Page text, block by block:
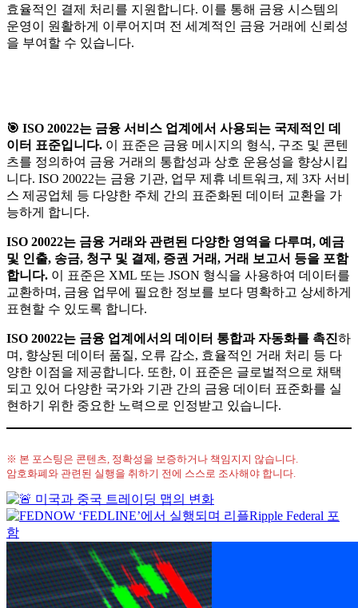
효율적인 결제 처리를 지원합니다. 이를 통해 금융 시스템의
운영이 원활하게 이루어지며 전 세계적인 금융 거래에 신뢰성
을 부여할 수 있습니다.
🎯 ISO 20022는 금융 서비스 업계에서 사용되는 국제적인 데
이터 표준입니다. 이 표준은 금융 메시지의 형식, 구조 및 콘텐
츠를 정의하여 금융 거래의 통합성과 상호 운용성을 향상시킵
니다. ISO 20022는 금융 기관, 업무 제휴 네트워크, 제 3자 서비
스 제공업체 등 다양한 주체 간의 표준화된 데이터 교환을 가
능하게 합니다.
ISO 20022는 금융 거래와 관련된 다양한 영역을 다루며, 예금
및 인출, 송금, 청구 및 결제, 증권 거래, 거래 보고서 등을 포함
합니다. 이 표준은 XML 또는 JSON 형식을 사용하여 데이터를
교환하며, 금융 업무에 필요한 정보를 보다 명확하고 상세하게
표현할 수 있도록 합니다.
ISO 20022는 금융 업계에서의 데이터 통합과 자동화를 촉진하
며, 향상된 데이터 품질, 오류 감소, 효율적인 거래 처리 등 다
양한 이점을 제공합니다. 또한, 이 표준은 글로벌적으로 채택
되고 있어 다양한 국가와 기관 간의 금융 데이터 표준화를 실
현하기 위한 중요한 노력으로 인정받고 있습니다.
※ 본 포스팅은 콘텐츠, 정확성을 보증하거나 책임지지 않습니다.
암호화폐와 관련된 실행을 취하기 전에 스스로 조사해야 합니다.